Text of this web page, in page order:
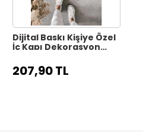
Dijital Baskı Kişiye Özel
İç Kapı Dekorasyon
207,90 TL